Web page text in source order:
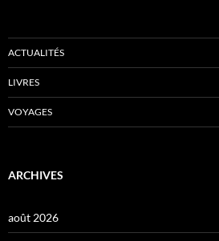
ACTUALITÉS
LIVRES
VOYAGES
ARCHIVES
août 2026